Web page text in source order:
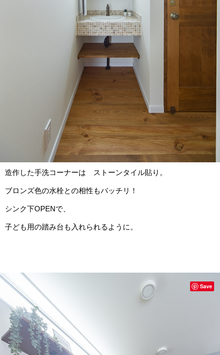
造作した手洗コーナーは ストーンタイル貼り。
ブロンズ色の水栓との相性もバッチリ！
シンク下OPENで、
子ども用の踏み台も入れられるように。
Save